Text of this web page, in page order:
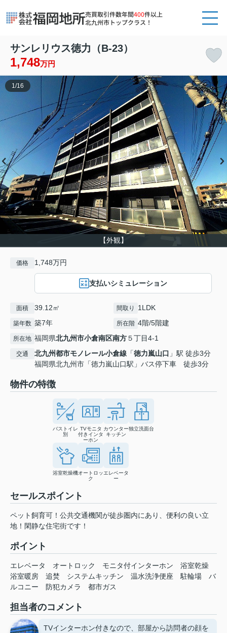
売買取引件数年間400件以上
北九州市トップクラス！
サンレリウス徳力（B-23）
1,748万円
【外観】
1/16
価格 1,748万円
支払いシミュレーション
面積 39.12㎡ 間取り 1LDK
築年数 築7年 所在階 4階/5階建
所在地 福岡県北九州市小倉南区南方５丁目4-1
交通 北九州都市モノレール小倉線 「徳力嵐山口 」駅 徒歩3分
福岡県北九州市「徳力嵐山口駅」バス停下車 徒歩3分
物件の特徴
バストイレ
別
TVモニタ
付きインタ
ーホン
カウンター
キッチン
独立洗面台
浴室乾燥機オートロッ
ク
エレベータ
ー
セールスポイント
ペット飼育可！公共交通機関が徒歩圏内にあり、便利の良い立
地！閑静な住宅街です！
ポイント
エレベータ オートロック モニタ付インターホン
浴室乾燥
浴室暖房
追焚 システムキッチン 温水洗浄便座 駐輪場
バ
ルコニー
防犯カメラ 都市ガス
担当者のコメント
TVインターホン付きなので、部屋から訪問者の顔を